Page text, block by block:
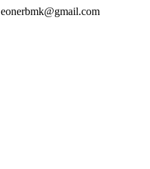
eonerbmk@gmail.com